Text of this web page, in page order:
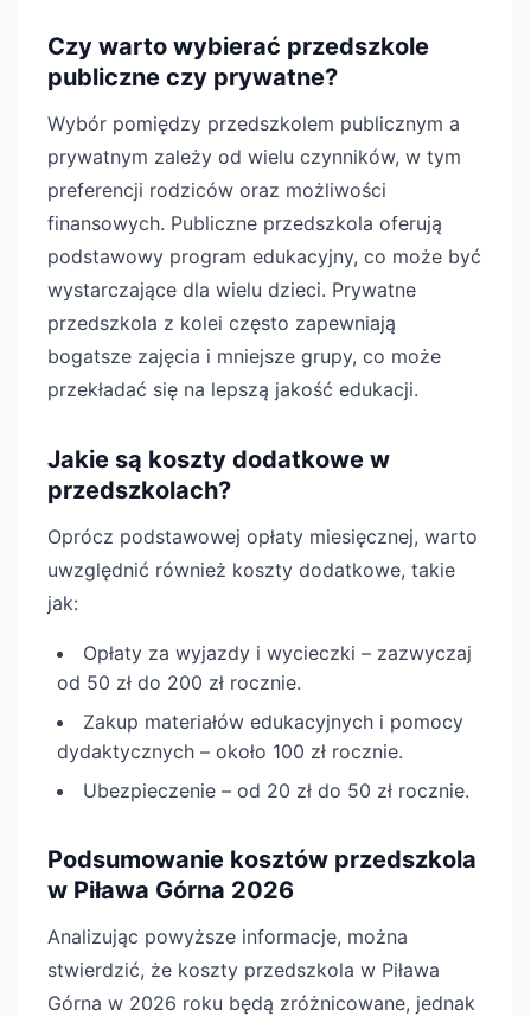
Czy warto wybierać przedszkole
publiczne czy prywatne?
Wybór pomiędzy przedszkolem publicznym a
prywatnym zależy od wielu czynników, w tym
preferencji rodziców oraz możliwości
finansowych. Publiczne przedszkola oferują
podstawowy program edukacyjny, co może być
wystarczające dla wielu dzieci. Prywatne
przedszkola z kolei często zapewniają
bogatsze zajęcia i mniejsze grupy, co może
przekładać się na lepszą jakość edukacji.
Jakie są koszty dodatkowe w
przedszkolach?
Oprócz podstawowej opłaty miesięcznej, warto
uwzględnić również koszty dodatkowe, takie
jak:
Opłaty za wyjazdy i wycieczki – zazwyczaj
od 50 zł do 200 zł rocznie.
Zakup materiałów edukacyjnych i pomocy
dydaktycznych – około 100 zł rocznie.
Ubezpieczenie – od 20 zł do 50 zł rocznie.
Podsumowanie kosztów przedszkola
w Piława Górna 2026
Analizując powyższe informacje, można
stwierdzić, że koszty przedszkola w Piława
Górna w 2026 roku będą zróżnicowane, jednak